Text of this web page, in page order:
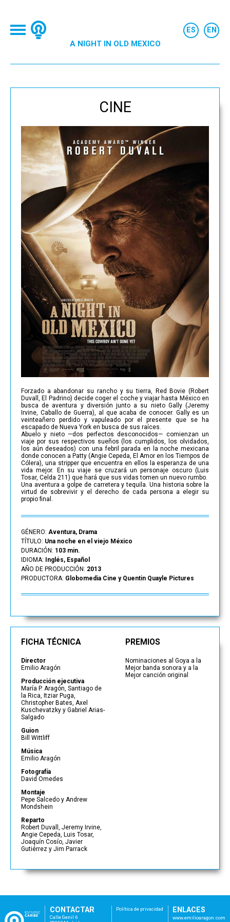
A NIGHT IN OLD MEXICO
CINE
Forzado a abandonar su rancho y su tierra, Red Bovie (Robert
Duvall, El Padrino) decide coger el coche y viajar hasta México en
busca de aventura y diversión junto a su nieto Gally (Jeremy
Irvine, Caballo de Guerra), al que acaba de conocer. Gally es un
veinteañero perdido y vapuleado por el presente que se ha
escapado de Nueva York en busca de sus raíces.
Abuelo y nieto —dos perfectos desconocidos— comienzan un
viaje por sus respectivos sueños (los cumplidos, los olvidados,
los aún deseados) con una febril parada en la noche mexicana
donde conocen a Patty (Angie Cepeda, El Amor en los Tiempos de
Cólera), una stripper que encuentra en ellos la esperanza de una
vida mejor. En su viaje se cruzará un personaje oscuro (Luis
Tosar, Celda 211) que hará que sus vidas tomen un nuevo rumbo.
Una aventura a golpe de carretera y tequila. Una historia sobre la
virtud de sobrevivir y el derecho de cada persona a elegir su
propio final.
GÉNERO: Aventura, Drama
TÍTULO: Una noche en el viejo México
DURACIÓN: 103 min.
IDIOMA:
Inglés, Español
AÑO DE PRODUCCIÓN: 2013
PRODUCTORA: Globomedia Cine y Quentin Quayle Pictures
FICHA TÉCNICA
Director
Emilio Aragón
Producción ejecutiva
María P. Aragón, Santiago de
la Rica, Itziar Puga,
Christopher Bates, Axel
Kuschevatzky y Gabriel Arias-
Salgado
Guion
Bill Wittliff
Música
Emilio Aragón
Fotografía
David Omedes
Montaje
Pepe Salcedo y Andrew
Mondshein
Reparto
Robert Duvall, Jeremy Irvine,
Angie Cepeda, Luis Tosar,
Joaquín Cosío, Javier
Gutiérrez y Jim Parrack
PREMIOS
Nominaciones al Goya a la
Mejor banda sonora y a la
Mejor canción original
CONTACTAR
Calle Genil 6
Política de privacidad ENLACES
www.emilioaragon.com